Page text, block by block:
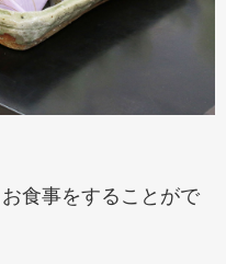
食事をすることがで